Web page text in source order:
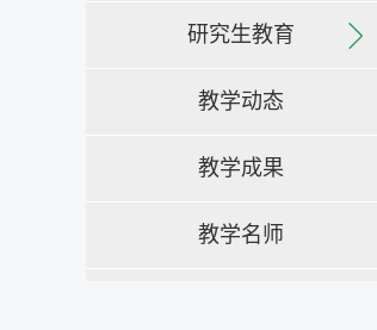
研究生教育
教学动态
教学成果
教学名师